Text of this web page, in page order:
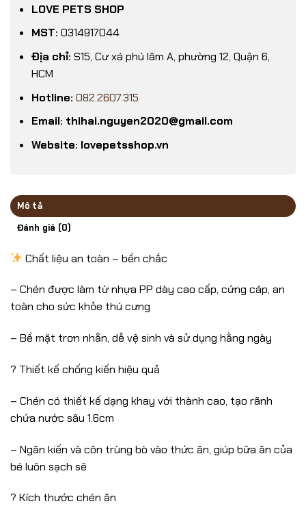
LOVE PETS SHOP
MST: 0314917044
Địa chỉ: S15, Cư xá phú lâm A, phường 12, Quận 6,
HCM
Hotline: 082.2607.315
Email: thihai.nguyen2020@gmail.com
Website: lovepetsshop.vn
Mô tả
Đánh giá (0)
Chất liệu an toàn – bền chắc
– Chén được làm từ nhựa PP dày cao cấp, cứng cáp, an
toàn cho sức khỏe thú cưng
– Bề mặt trơn nhẵn, dễ vệ sinh và sử dụng hằng ngày
? Thiết kế chống kiến hiệu quả
– Chén có thiết kế dạng khay với thành cao, tạo rãnh
chứa nước sâu 1.6cm
– Ngăn kiến và côn trùng bò vào thức ăn, giúp bữa ăn của
bé luôn sạch sẽ
? Kích thước chén ăn